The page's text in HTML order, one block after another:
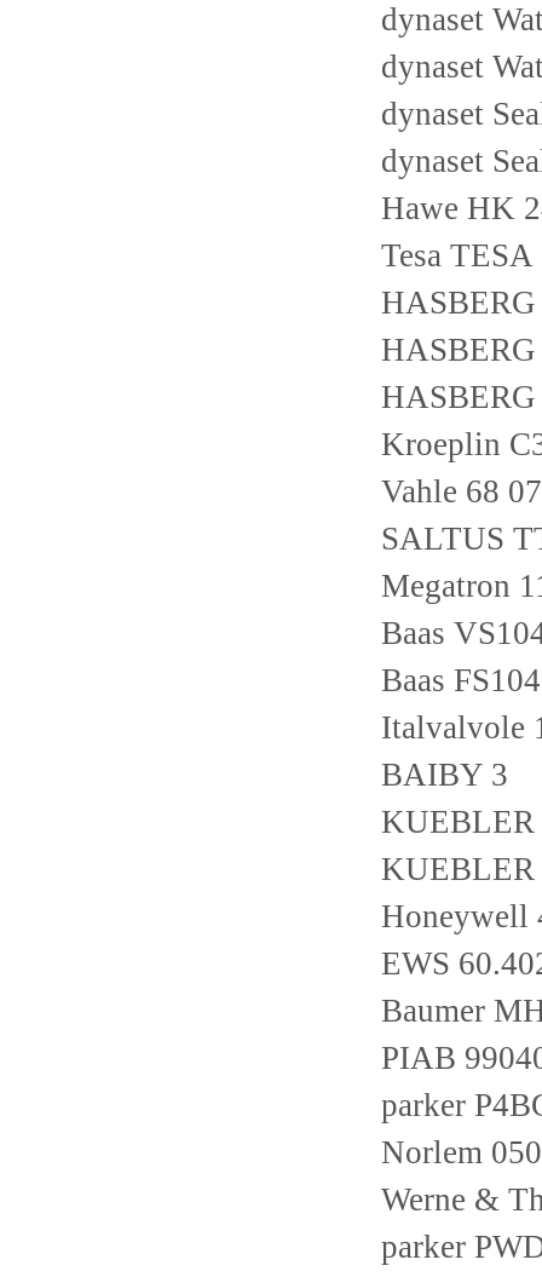
dynaset
dynaset
dynaset
dynaset
Hawe HK
Tesa
HASBERG
HASBERG
HASBERG
Kroeplin
Vahle 68
SALTUS
Megatron
Baas
Baas
Italvalvole
BAIBY 3
KUEBLER
KUEBLER
Honeywell
EWS
Baumer
PIAB
parker
Norlem
Werne &
parker